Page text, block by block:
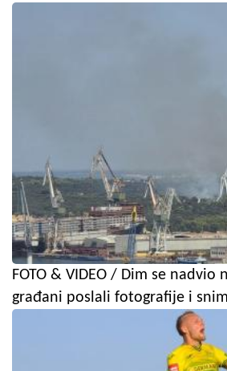
FOTO & VIDEO / Dim se nadvio
građani poslali fotografije i